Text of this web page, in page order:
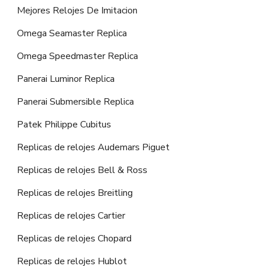
Mejores Relojes De Imitacion
Omega Seamaster Replica
Omega Speedmaster Replica
Panerai Luminor Replica
Panerai Submersible Replica
Patek Philippe Cubitus
Replicas de relojes Audemars Piguet
Replicas de relojes Bell & Ross
Replicas de relojes Breitling
Replicas de relojes Cartier
Replicas de relojes Chopard
Replicas de relojes Hublot